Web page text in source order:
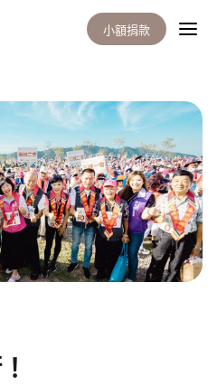
小額捐款